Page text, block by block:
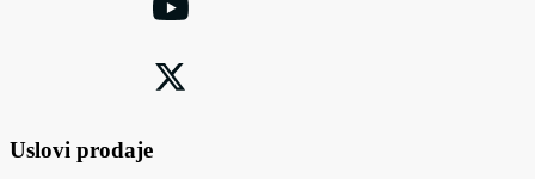
Uslovi prodaje